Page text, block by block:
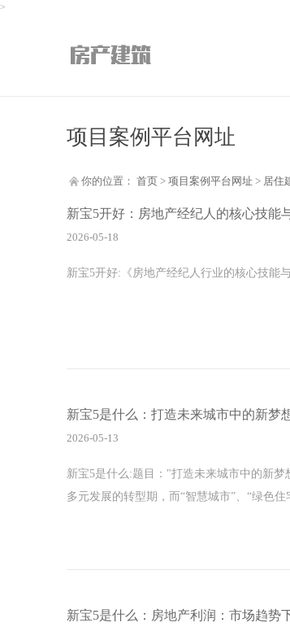
>
项目案例平台网址
你的位置： 首页 > 项目案例平台网址 > 居住
新宝5开好：房地产经纪人的核心技能
2026-05-18
新宝5开好:《房地产经纪人行业的核心技能
新宝5是什么：打造未来城市中的新梦
2026-05-13
新宝5是什么:题目："打造未来城市中的新
多元发展的转型期，而“智慧城市”、“绿色
新宝5是什么：房地产利润：市场趋势